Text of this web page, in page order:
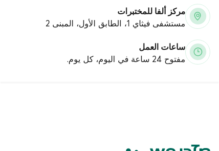
مركز ألفا للمختبرات
مستشفى فيثاي 1، الطابق الأول، المبنى 2
ساعات العمل
مفتوح 24 ساعة في اليوم، كل يوم.